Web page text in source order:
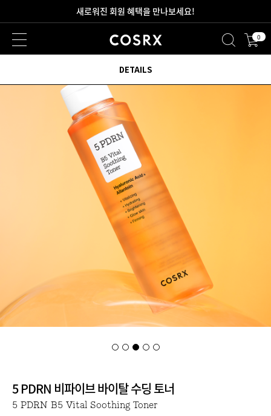
새로워진 회원 혜택을 만나보세요!
0
5 PDRN 비파이브 바이탈 수딩 토너
5 PDRN B5 Vital Soothing Toner
DETAILS